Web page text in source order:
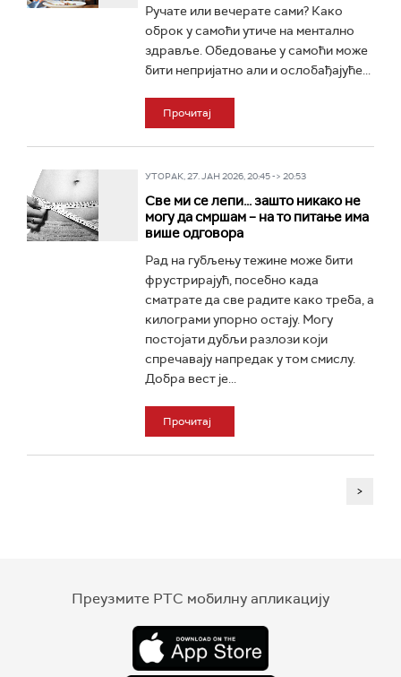
Ручате или вечерате сами? Како
оброк у самоћи утиче на ментално
здравље. Обедовање у самоћи може
бити непријатно али и ослобађајуће...
Прочитај
УТОРАК, 27. ЈАН 2026, 20:45 -> 20:53
Све ми се лепи... зашто никако не
могу да смршам – на то питање има
више одговора
Рад на губљењу тежине може бити
фрустрирајућ, посебно када
сматрате да све радите како треба, а
килограми упорно остају. Могу
постојати дубљи разлози који
спречавају напредак у том смислу.
Добра вест је...
Прочитај
>
Преузмите РТС мобилну апликацију